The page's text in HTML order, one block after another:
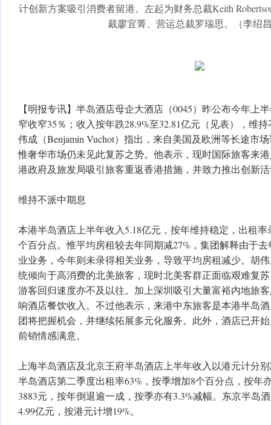
计创新方案吸引消费者留港。左起为财务总裁Keith
裁廖宜菁、营运总裁罗瑞思。（李绍
【明报专讯】半岛酒店母企大酒店（0045）昨公布今年上
窄收窄35％；收入按年跌28.9%至32.81亿元（见表），维
伟成（Benjamin Vuchot）指出，来自美国及欧洲等长途市
惟奢华市场仍未见此复苏之势。他表示，现时国际旅客来
港政府及旅发局吸引旅客重返香港措施，并致力推出创新
维持不派中期息
本港半岛酒店上半年收入5.18亿元，按年维持稳定，出租
个百分点。惟平均房租较去年同期减27%，集团解释由于
业业务，今年则未录得相关业务，导致平均房租减少。胡
统倾向于高消费的北美旅客，现时北美客群正面临艰难复
游客回归速度亦不及以往。加上深圳吸引大量富裕内地旅
响酒店餐饮收入。不过他表示，来港中东旅客是本港半岛
团将把握机会，并继续拓展多元化服务。此外，酒店已开
前销情感满意。
上海半岛酒店及北京王府半岛酒店上半年收入以港元计分
半岛酒店第二季度出租率63%，按季增加8个百分点，按年
3883元，按年倒退逾一成，按季亦有3.3%减幅。东京半岛
4.99亿元，按港元计增19%。